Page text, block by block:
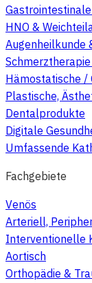
HNO &
Augenheilkunde
Hämostatische /
Plastische,
Dentalprodukte
Digitale
Umfassende
Fachgebiete
Venös
Arteriell,
Interventionelle
Aortisch
Orthopädie &